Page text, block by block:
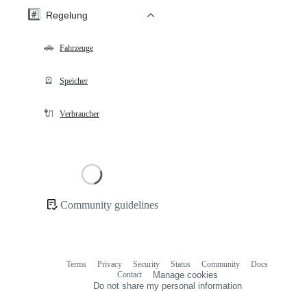
#️⃣ Regelung
🚗 Fahrzeuge
🪫 Speicher
🔌 Verbraucher
Community guidelines
Terms Privacy Security Status Community
Docs
Contact
Manage cookies
Do not share my personal information